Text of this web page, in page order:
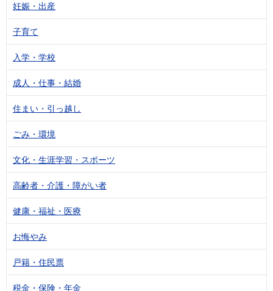
妊娠・出産
子育て
入学・学校
成人・仕事・結婚
住まい・引っ越し
ごみ・環境
文化・生涯学習・スポーツ
高齢者・介護・障がい者
健康・福祉・医療
お悔やみ
戸籍・住民票
税金・保険・年金